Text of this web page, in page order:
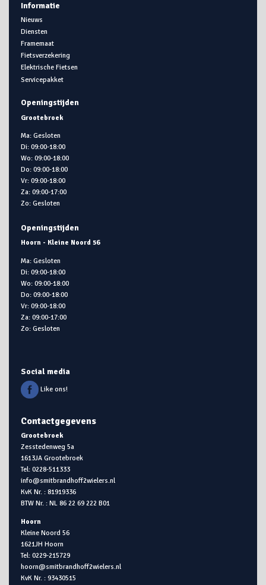
Informatie
Nieuws
Diensten
Framemaat
Fietsverzekering
Elektrische Fietsen
Servicepakket
Openingstijden
Grootebroek
Ma: Gesloten
Di: 09:00-18:00
Wo: 09:00-18:00
Do: 09:00-18:00
Vr: 09:00-18:00
Za: 09:00-17:00
Zo: Gesloten
Openingstijden
Hoorn - Kleine Noord 56
Ma: Gesloten
Di: 09:00-18:00
Wo: 09:00-18:00
Do: 09:00-18:00
Vr: 09:00-18:00
Za: 09:00-17:00
Zo: Gesloten
Social media
Like ons!
Contactgegevens
Grootebroek
Zesstedenweg 5a
1613JA Grootebroek
Tel: 0228-511333
info@smitbrandhoff2wielers.nl
KvK Nr. : 81919336
BTW Nr. : NL 86 22 69 222 B01
Hoorn
Kleine Noord 56
1621JH Hoorn
Tel: 0229-215729
hoorn@smitbrandhoff2wielers.nl
KvK Nr. : 93430515